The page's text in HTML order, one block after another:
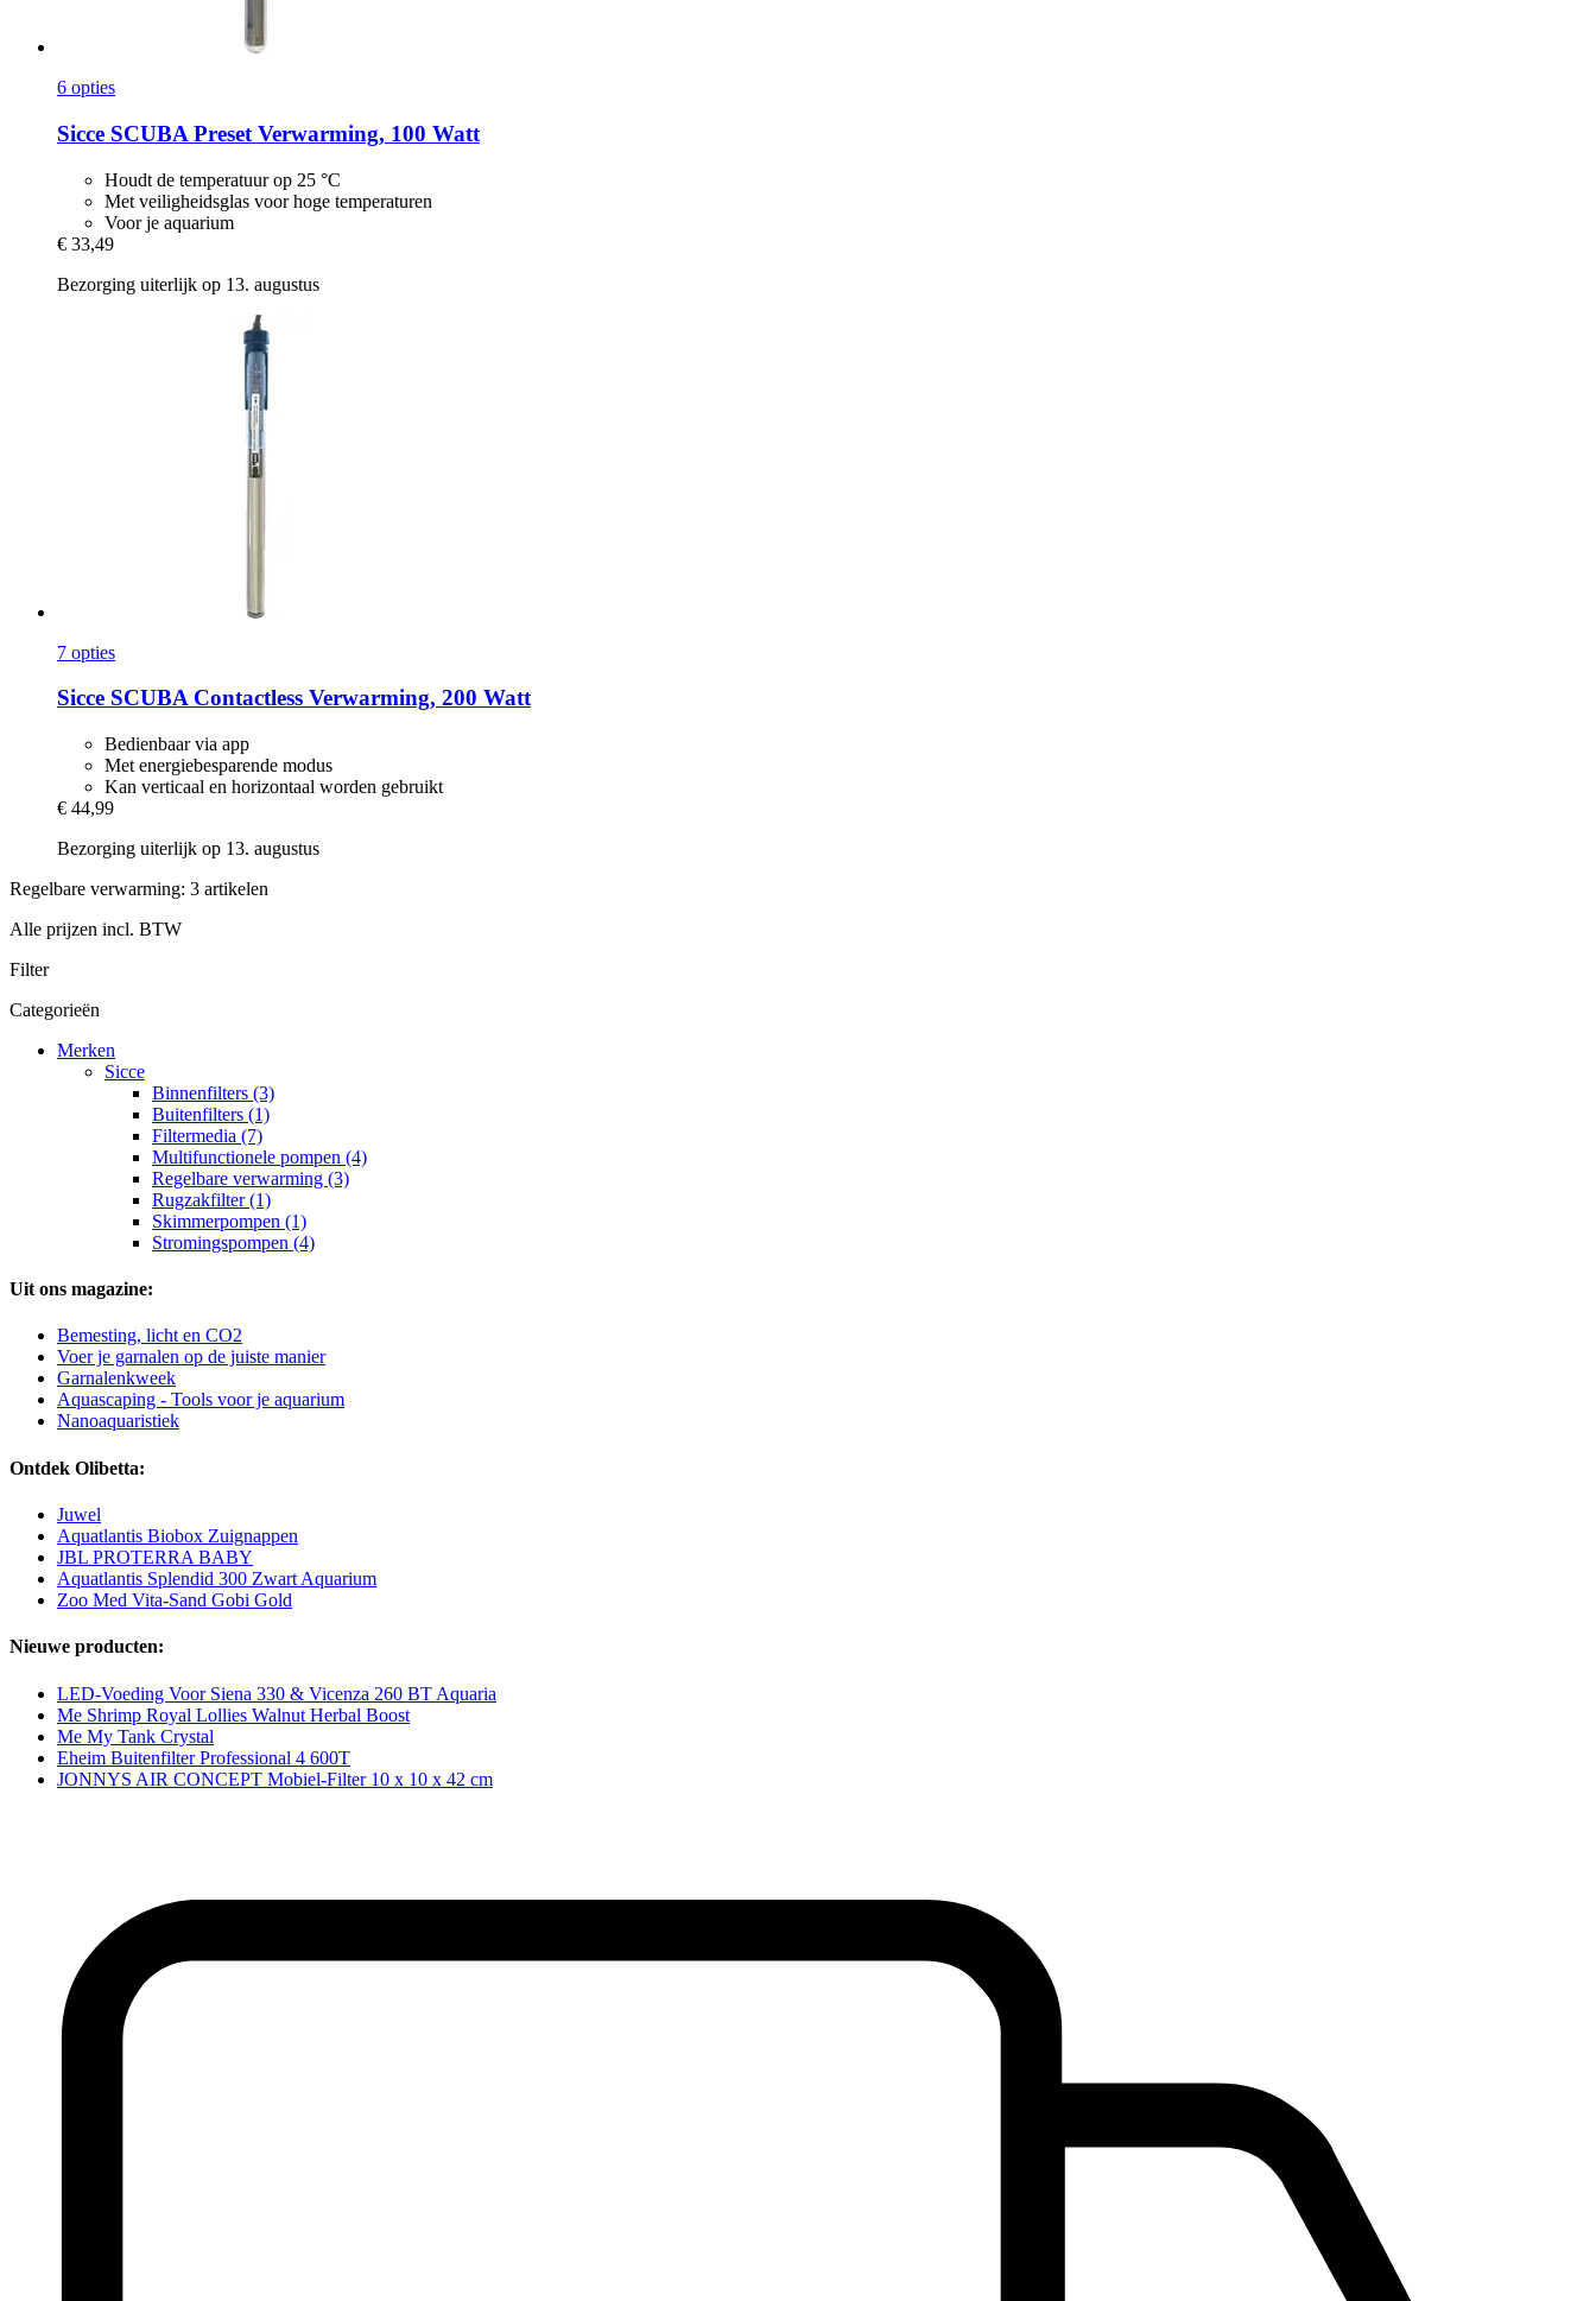
6 opties
Sicce SCUBA Preset Verwarming, 100 Watt
Houdt de temperatuur op 25 °C
Met veiligheidsglas voor hoge temperaturen
Voor je aquarium
€ 33,49
Bezorging uiterlijk op 13. augustus
7 opties
Sicce SCUBA Contactless Verwarming, 200 Watt
Bedienbaar via app
Met energiebesparende modus
Kan verticaal en horizontaal worden gebruikt
€ 44,99
Bezorging uiterlijk op 13. augustus
Regelbare verwarming: 3 artikelen
Alle prijzen incl. BTW
Filter
Categorieën
Merken
Sicce
Binnenfilters (3)
Buitenfilters (1)
Filtermedia (7)
Multifunctionele pompen (4)
Regelbare verwarming (3)
Rugzakfilter (1)
Skimmerpompen (1)
Stromingspompen (4)
Uit ons magazine:
Bemesting, licht en CO2
Voer je garnalen op de juiste manier
Garnalenkweek
Aquascaping - Tools voor je aquarium
Nanoaquaristiek
Ontdek Olibetta:
Juwel
Aquatlantis Biobox Zuignappen
JBL PROTERRA BABY
Aquatlantis Splendid 300 Zwart Aquarium
Zoo Med Vita-Sand Gobi Gold
Nieuwe producten:
LED-Voeding Voor Siena 330 & Vicenza 260 BT Aquaria
Me Shrimp Royal Lollies Walnut Herbal Boost
Me My Tank Crystal
Eheim Buitenfilter Professional 4 600T
JONNYS AIR CONCEPT Mobiel-Filter 10 x 10 x 42 cm